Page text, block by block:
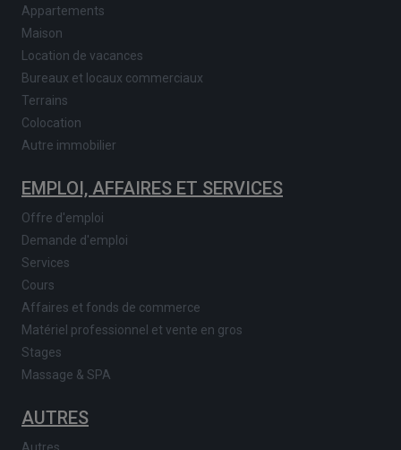
Appartements
Maison
Location de vacances
Bureaux et locaux commerciaux
Terrains
Colocation
Autre immobilier
EMPLOI, AFFAIRES ET SERVICES
Offre d'emploi
Demande d'emploi
Services
Cours
Affaires et fonds de commerce
Matériel professionnel et vente en gros
Stages
Massage & SPA
AUTRES